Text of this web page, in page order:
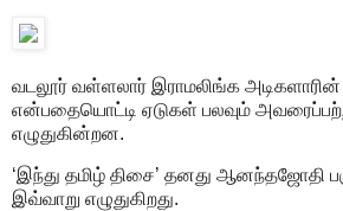
வடலூர் வள்ளலார் இராமலிங்க
என்பதையொட்டி ஏடுகள் பலவும்
எழுதுகின்றன.
‘இந்து தமிழ் திசை’ தனது ஆனந்தஜோதி
இவ்வாறு எழுதுகிறது.